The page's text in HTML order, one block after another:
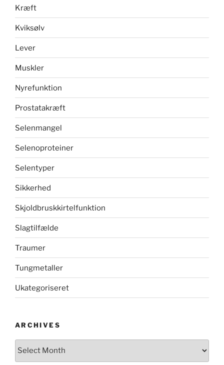
Kræft
Kviksølv
Lever
Muskler
Nyrefunktion
Prostatakræft
Selenmangel
Selenoproteiner
Selentyper
Sikkerhed
Skjoldbruskkirtelfunktion
Slagtilfælde
Traumer
Tungmetaller
Ukategoriseret
ARCHIVES
Archives